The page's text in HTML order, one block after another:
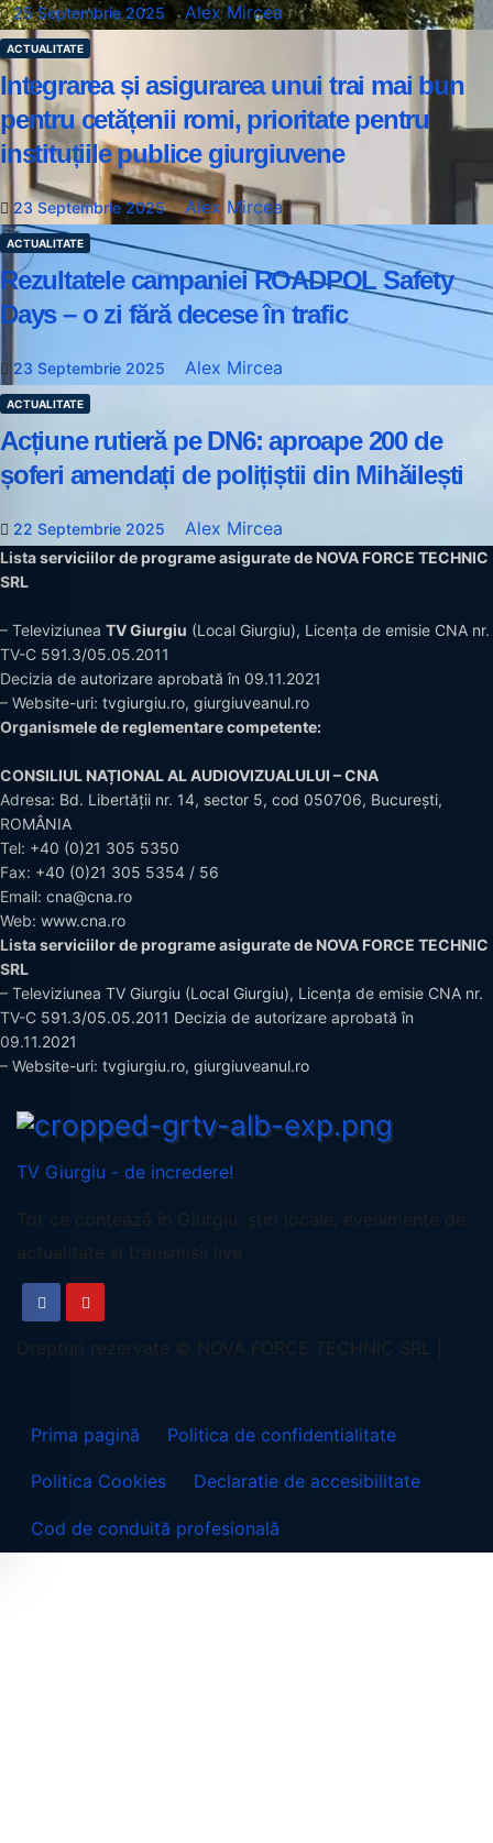
25 Septembrie 2025 Alex Mircea
ACTUALITATE
Integrarea și asigurarea unui trai mai bun
pentru cetățenii romi, prioritate pentru
instituțiile publice giurgiuvene
23 Septembrie 2025 Alex Mircea
ACTUALITATE
Rezultatele campaniei ROADPOL Safety
Days – o zi fără decese în trafic
23 Septembrie 2025 Alex Mircea
ACTUALITATE
Acțiune rutieră pe DN6: aproape 200 de
șoferi amendați de polițiștii din Mihăilești
22 Septembrie 2025 Alex Mircea
Lista serviciilor de programe asigurate de NOVA FORCE TECHNIC
SRL
– Televiziunea TV Giurgiu (Local Giurgiu), Licența de emisie CNA nr.
TV-C 591.3/05.05.2011
Decizia de autorizare aprobată în 09.11.2021
– Website-uri: tvgiurgiu.ro, giurgiuveanul.ro
Organismele de reglementare competente:
CONSILIUL NAȚIONAL AL AUDIOVIZUALULUI – CNA
Adresa: Bd. Libertății nr. 14, sector 5, cod 050706, București,
ROMÂNIA
Tel: +40 (0)21 305 5350
Fax: +40 (0)21 305 5354 / 56
Email: cna@cna.ro
Web: www.cna.ro
Lista serviciilor de programe asigurate de NOVA FORCE TECHNIC
SRL
– Televiziunea TV Giurgiu (Local Giurgiu), Licența de emisie CNA nr.
TV-C 591.3/05.05.2011 Decizia de autorizare aprobată în
09.11.2021
– Website-uri: tvgiurgiu.ro, giurgiuveanul.ro
TV Giurgiu - de incredere!
Tot ce contează în Giurgiu: știri locale, evenimente de
actualitate și transmisii live
Prima pagină Politica de confidentialitate
Politica Cookies Declaratie de accesibilitate
Cod de conduită profesională